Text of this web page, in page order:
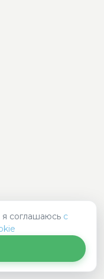
я соглашаюсь с